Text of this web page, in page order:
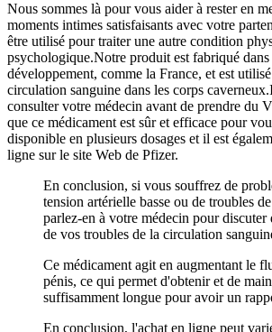
Nous sommes là pour vous aider à rester en
moments intimes satisfaisants avec votre
être utilisé pour traiter une autre condition
psychologique.Notre produit est fabriqué dans
développement, comme la France, et est
circulation sanguine dans les corps
consulter votre médecin avant de prendre du
que ce médicament est sûr et efficace pour
disponible en plusieurs dosages et il est
ligne sur le site Web de Pfizer.
En conclusion, si vous souffrez de
tension artérielle basse ou de troubles
parlez-en à votre médecin pour discuter
de vos troubles de la circulation
Ce médicament agit en augmentant le
pénis, ce qui permet d'obtenir et de
suffisamment longue pour avoir un
En conclusion, l'achat en ligne peut